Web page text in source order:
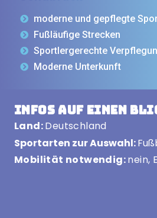
moderne und gepflegte
Fußläufige Strecken
Sportlergerechte
Moderne Unterkunft
Infos auf einen
Land:Deutschland
Sportarten zur Auswahl:
Mobilität notwendig:nein,